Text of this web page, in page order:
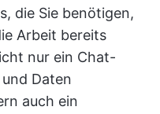
die Sie benötigen,
Arbeit bereits
nur ein Chat-
Daten
auch ein